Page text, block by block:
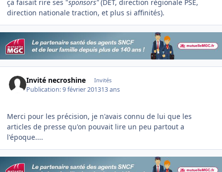
ça faisait rire ses "sponsors"(DET, direction régionale PSE,
direction nationale traction, et plus si affinités).
Invité necroshine Invités
Publication:9 février 201313 ans
Merci pour les précision, je n'avais connu de lui que les
articles de presse qu'on pouvait lire un peu partout a
l'époque....